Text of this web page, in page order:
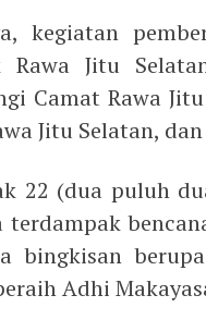
kegiatan
Rawa Jitu
Camat Rawa
Jitu Selatan,
22 (dua puluh
terdampak
bingkisan
Adhi